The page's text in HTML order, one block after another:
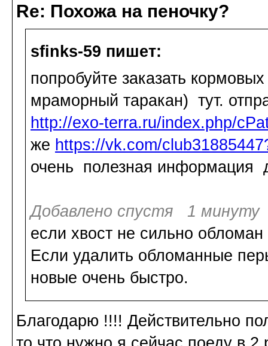
Re: Похожа на пеночку?
sfinks-59 пишет:
попробуйте заказать
мраморный таракан) тут.
http://exo-terra.ru/index.php/
же https://vk.com/
очень полезная информация
Добавлено спустя 1 минуту
если хвост не сильно
Если удалить обломанные
новые очень быстро.
Благодарю !!!! Действительно